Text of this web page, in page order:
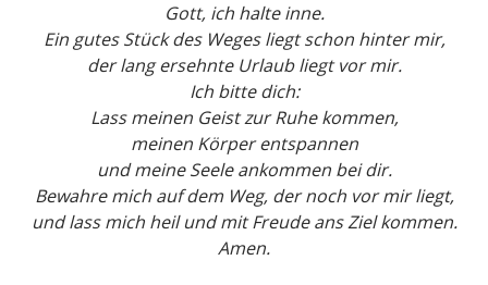
Gott, ich halte inne.
Ein gutes Stück des Weges liegt schon hinter mir,
der lang ersehnte Urlaub liegt vor mir.
Ich bitte dich:
Lass meinen Geist zur Ruhe kommen,
meinen Körper entspannen
und meine Seele ankommen bei dir.
Bewahre mich auf dem Weg, der noch vor mir liegt,
und lass mich heil und mit Freude ans Ziel kommen.
Amen.